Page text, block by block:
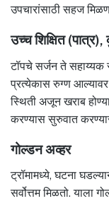
उपचारांसाठी सहज
उच्च शिक्षित
टॉपचे सर्जन ते सहाय्यक
प्रत्येकास रुग्ण आल्यावर
स्थिती अजून खराब
करण्यास सुरुवात
गोल्डन अव्हर
ट्रॉमामध्ये, घटना
सर्वोत्तम मिळतो. याला